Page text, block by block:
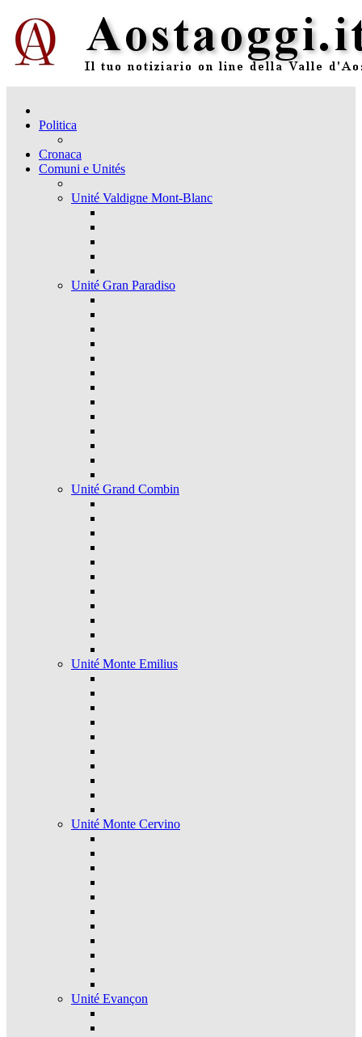
Politica
Cronaca
Comuni e Unités
Unité Valdigne Mont-Blanc
Unité Gran Paradiso
Unité Grand Combin
Unité Monte Emilius
Unité Monte Cervino
Unité Evançon